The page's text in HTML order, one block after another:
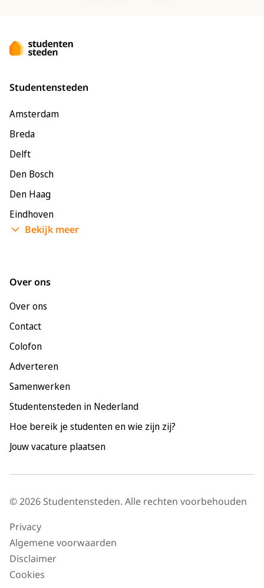
Studentensteden
Amsterdam
Breda
Delft
Den Bosch
Den Haag
Eindhoven
Enschede
Maastricht
Nijmegen
Rotterdam
Tilburg
Utrecht
Bekijk meer
Over ons
Over ons
Contact
Colofon
Adverteren
Samenwerken
Studentensteden in Nederland
Hoe bereik je studenten en wie zijn zij?
Jouw vacature plaatsen
© 2026 Studentensteden. Alle rechten voorbehouden
Privacy
Algemene voorwaarden
Disclaimer
Cookies